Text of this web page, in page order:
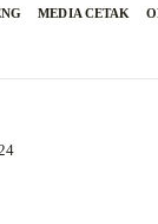
MEDIA CETAK